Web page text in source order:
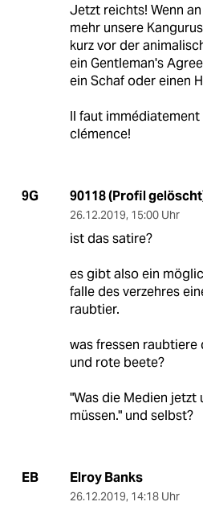
Jetzt reichts! Wenn
mehr unsere
kurz vor der
ein Gentleman's
ein Schaf oder einen
Il faut
clémence!
9G 90118 (Profil
26.12.2019, 15:00 Uhr
ist das satire?
es gibt also ein
falle des verzehres
raubtier.
was fressen raubtiere
und rote beete?
"Was die Medien
müssen." und selbst?
EB Elroy Banks
26.12.2019, 14:18 Uhr